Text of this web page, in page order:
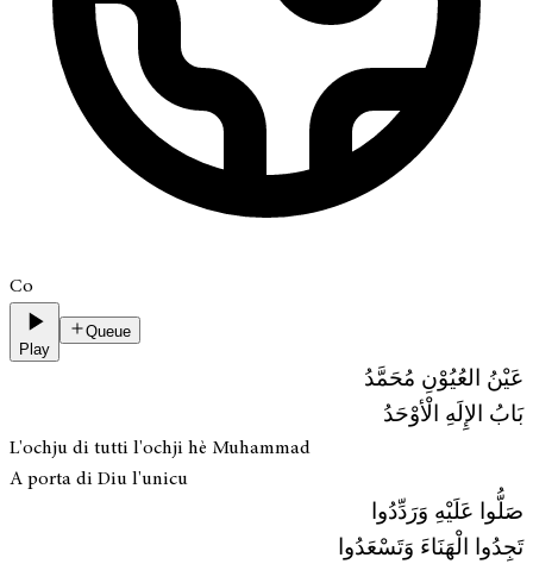
Co
Play
Queue
عَيْنُ العُيُوْنِ مُحَمَّدُ
بَابُ الإِلَهِ الْأوْحَدُ
L'ochju di tutti l'ochji hè Muhammad
A porta di Diu l'unicu
صَلُّوا عَلَيْهِ وَرَدِّدُوا
تَجِدُوا الْهَنَاءَ وَتَسْعَدُوا